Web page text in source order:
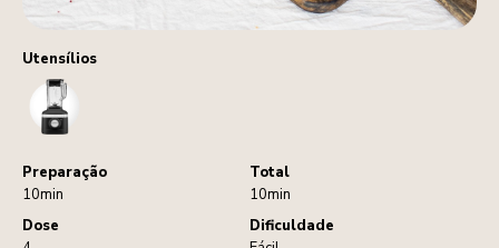
Utensílios
Blender
Preparação
10min
Total
10min
Dose
Dificuldade